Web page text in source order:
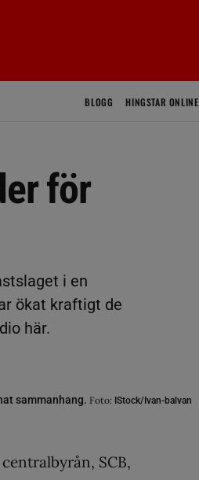
BLOGG HINGSTAR ONLINE
för
i en
ökat kraftigt de
här.
sammanhang. Foto: IStock/Ivan-balvan
SCB,